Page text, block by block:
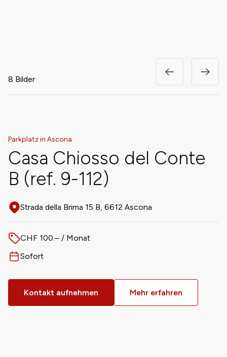
8 Bilder
Parkplatz in Ascona
Casa Chiosso del Conte
B (ref. 9-112)
Adresse
Strada della Brima 15 B, 6612 Ascona
Preis
CHF 100.– / Monat
Verfügbar ab
Sofort
Kontakt aufnehmen Mehr erfahren